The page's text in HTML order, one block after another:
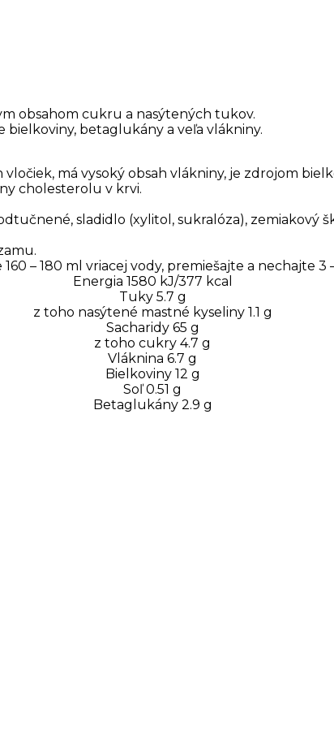
obsahom cukru a nasýtených tukov.
bielkoviny, betaglukány a veľa vlákniny.
má vysoký obsah vlákniny, je zdrojom
cholesterolu v krvi.
sladidlo (xylitol, sukralóza), zemiakový
– 180 ml vriacej vody, premiešajte a nechajte 3
Energia 1580 kJ/377 kcal
Tuky 5.7 g
z toho nasýtené mastné kyseliny 1.1 g
Sacharidy 65 g
z toho cukry 4.7 g
Vláknina 6.7 g
Bielkoviny 12 g
Soľ 0.51 g
Betaglukány 2.9 g